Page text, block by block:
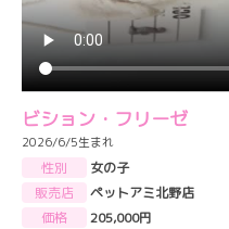
ビション・フリーゼ
2026/6/5生まれ
性別
女の子
販売店
ペットアミ北野店
価格
205,000円